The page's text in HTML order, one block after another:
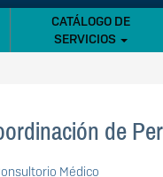
CATÁLOGO DE
SERVICIOS
de
Médico